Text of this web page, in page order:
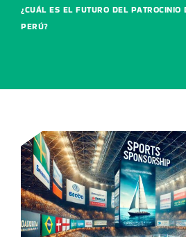
¿CUÁL ES EL FUTURO DEL PATROCINIO
PERÚ?